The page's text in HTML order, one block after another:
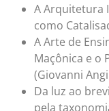
A Arquitetura
como
A Arte de
Maçônica e o
(Giovanni
Da luz ao
pela